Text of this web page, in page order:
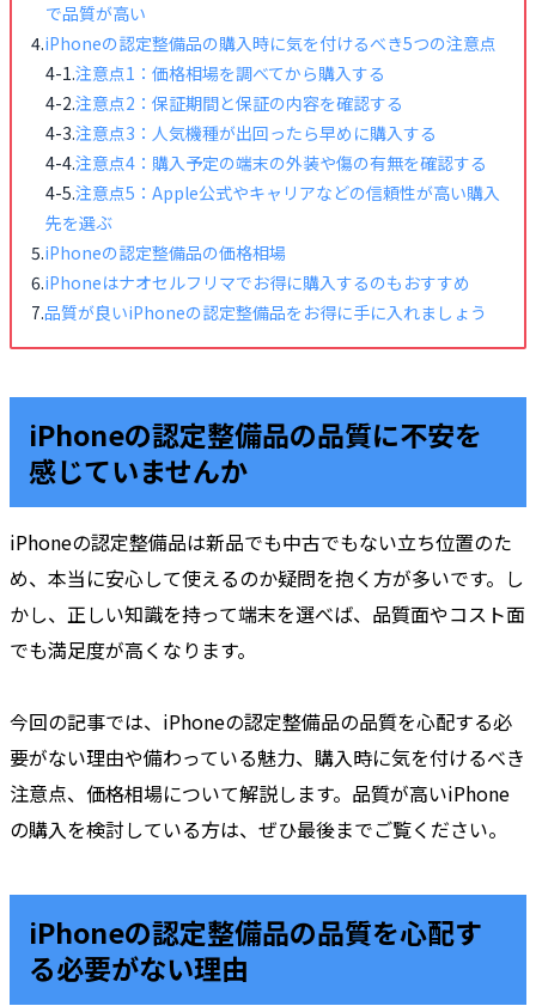
で品質が高い
iPhoneの認定整備品の購入時に気を付けるべき5つの注意点
注意点1：価格相場を調べてから購入する
注意点2：保証期間と保証の内容を確認する
注意点3：人気機種が出回ったら早めに購入する
注意点4：購入予定の端末の外装や傷の有無を確認する
注意点5：Apple公式やキャリアなどの信頼性が高い購入
先を選ぶ
iPhoneの認定整備品の価格相場
iPhoneはナオセルフリマでお得に購入するのもおすすめ
品質が良いiPhoneの認定整備品をお得に手に入れましょう
iPhoneの認定整備品の品質に不安を
感じていませんか
iPhoneの認定整備品は新品でも中古でもない立ち位置のた
め、本当に安心して使えるのか疑問を抱く方が多いです。し
かし、正しい知識を持って端末を選べば、品質面やコスト面
でも満足度が高くなります。
今回の記事では、iPhoneの認定整備品の品質を心配する必
要がない理由や備わっている魅力、購入時に気を付けるべき
注意点、価格相場について解説します。品質が高いiPhone
の購入を検討している方は、ぜひ最後までご覧ください。
iPhoneの認定整備品の品質を心配す
る必要がない理由